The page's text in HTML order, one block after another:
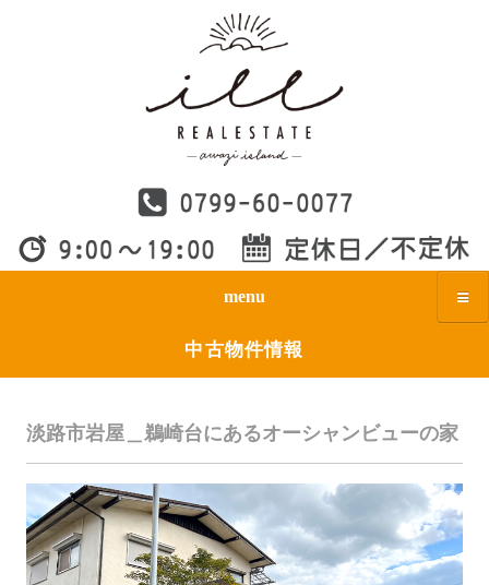
menu
中古物件情報
淡路市岩屋＿鵜崎台にあるオーシャンビューの家